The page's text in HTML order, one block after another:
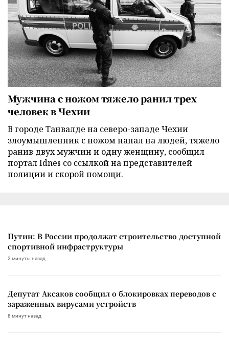
Мужчина с ножом тяжело ранил трех
человек в Чехии
В городе Танвалде на северо-западе Чехии
злоумышленник с ножом напал на людей, тяжело
ранив двух мужчин и одну женщину, сообщил
портал Idnes со ссылкой на представителей
полиции и скорой помощи.
Путин: В России продолжат строительство доступной
спортивной инфраструктуры
2 минуты назад
Депутат Аксаков сообщил о блокировках переводов с
зараженных вирусами устройств
8 минут назад